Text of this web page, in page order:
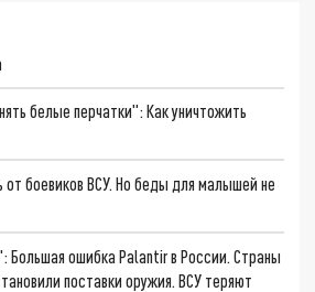
белые перчатки": Как уничтожить
боевиков ВСУ. Но беды для малышей не
Большая ошибка Palantir в России. Страны
поставки оружия. ВСУ теряют